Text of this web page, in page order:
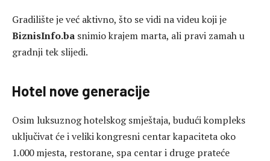
Gradilište je već aktivno, što se vidi na videu koji je
BiznisInfo.ba snimio krajem marta, ali pravi zamah u
gradnji tek slijedi.
Hotel nove generacije
Osim luksuznog hotelskog smještaja, budući kompleks
uključivat će i veliki kongresni centar kapaciteta oko
1.000 mjesta, restorane, spa centar i druge prateće